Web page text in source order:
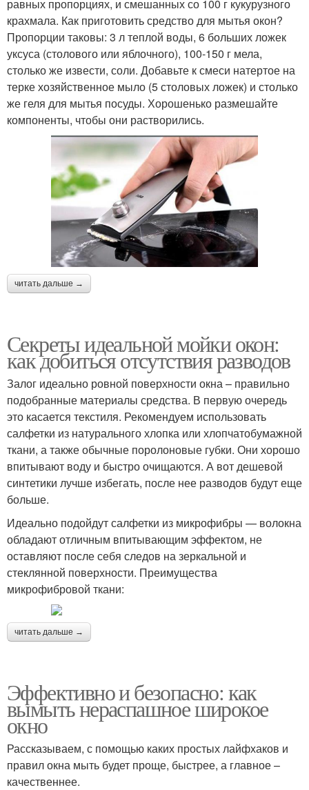
равных пропорциях, и смешанных со 100 г кукурузного
крахмала. Как приготовить средство для мытья окон?
Пропорции таковы: 3 л теплой воды, 6 больших ложек
уксуса (столового или яблочного), 100-150 г мела,
столько же извести, соли. Добавьте к смеси натертое на
терке хозяйственное мыло (5 столовых ложек) и столько
же геля для мытья посуды. Хорошенько размешайте
компоненты, чтобы они растворились.
читать дальше →
Секреты идеальной мойки окон:
как добиться отсутствия разводов
Залог идеально ровной поверхности окна – правильно
подобранные материалы средства. В первую очередь
это касается текстиля. Рекомендуем использовать
салфетки из натурального хлопка или хлопчатобумажной
ткани, а также обычные поролоновые губки. Они хорошо
впитывают воду и быстро очищаются. А вот дешевой
синтетики лучше избегать, после нее разводов будут еще
больше.
Идеально подойдут салфетки из микрофибры — волокна
обладают отличным впитывающим эффектом, не
оставляют после себя следов на зеркальной и
стеклянной поверхности. Преимущества
микрофибровой ткани:
читать дальше →
Эффективно и безопасно: как
вымыть нераспашное широкое
окно
Рассказываем, с помощью каких простых лайфхаков и
правил окна мыть будет проще, быстрее, а главное –
качественнее.